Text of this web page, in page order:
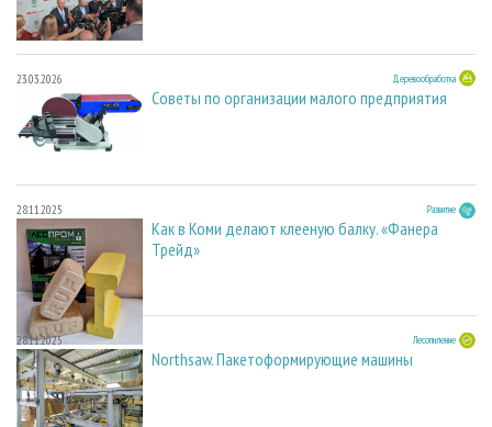
23.03.2026 Деревообработка
Советы по организации малого предприятия
28.11.2025 Развитие
Как в Коми делают клееную балку. «Фанера
Трейд»
28.11.2025 Лесопиление
Northsaw. Пакетоформирующие машины